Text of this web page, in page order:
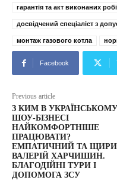
гарантія та акт виконаних
досвідчений спеціаліст з
монтаж газового котла
Facebook
Previous article
З КИМ В УКРАЇНСЬКОМУ
ШОУ-БІЗНЕСІ
НАЙКОМФОРТНІШЕ
ПРАЦЮВАТИ?
ЕМПАТИЧНИЙ ТА
ВАЛЕРІЙ ХАРЧИШИН.
БЛАГОДІЙНІ ТУРИ І
ДОПОМОГА ЗСУ